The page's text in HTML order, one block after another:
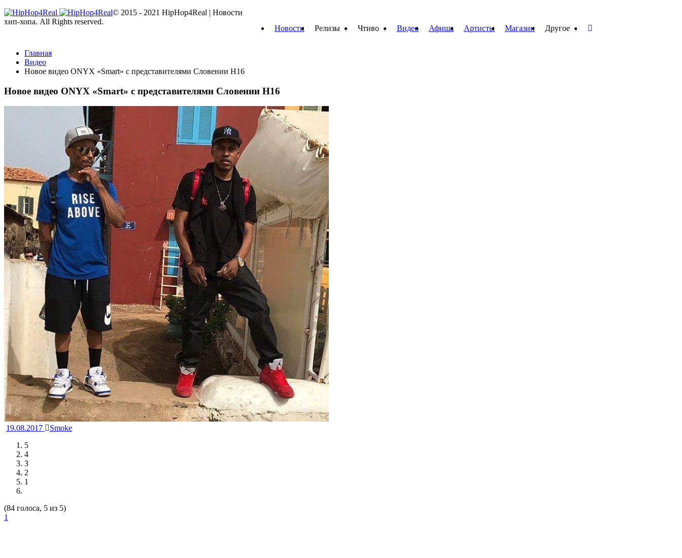
Новости Релизы Чтиво Видео Афиша Артисты Магазин Другое
Главная
Видео
Новое видео ONYX «Smart» с представителями Словении H16
Новое видео ONYX «Smart» с представителями Словении H16
19.08.2017
Smoke
5
4
3
2
1
(84 голоса, 5 из 5)
1
© 2015 - 2021 HipHop4Real | Новости
хип-хопа. All Rights reserved.